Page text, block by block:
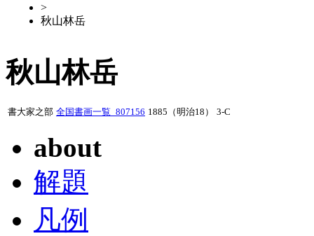
>
秋山林岳
秋山林岳
書大家之部 全国書画一覧_807156 1885（明治18） 3-C
about
解題
凡例